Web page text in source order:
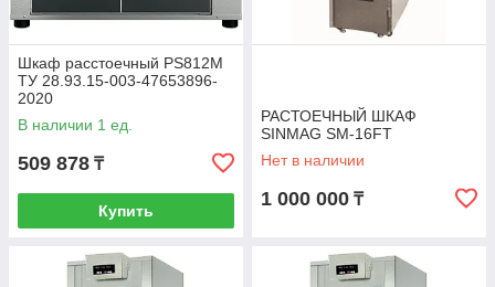
Шкаф расстоечный PS812M
ТУ 28.93.15-003-47653896-
2020
В наличии 1 ед.
509 878 ₸
Купить
РАСТОЕЧНЫЙ ШКАФ
SINMAG SM-16FT
Нет в наличии
1 000 000 ₸